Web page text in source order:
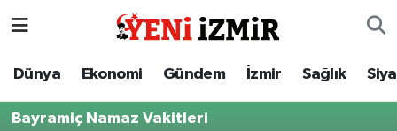
Dünya Ekonomi Gündem İzmir Sağlık
Bayramiç Namaz Vakitleri
Dünya
Ekonomi
İzmir Nöbetçi Eczaneler
İzmir Hava Durumu